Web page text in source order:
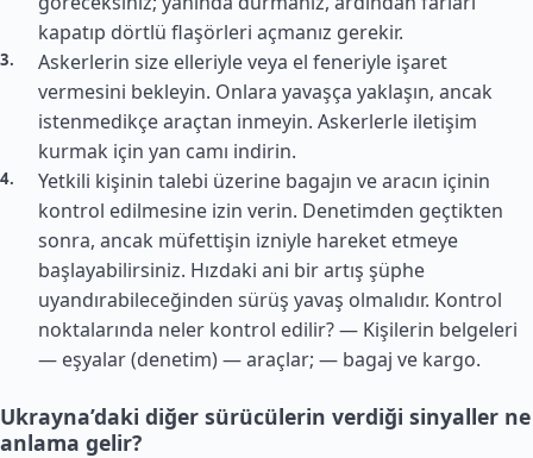
kapatıp dörtlü flaşörleri açmanız gerekir.
Askerlerin size elleriyle veya el feneriyle işaret
vermesini bekleyin. Onlara yavaşça yaklaşın, ancak
istenmedikçe araçtan inmeyin. Askerlerle iletişim
kurmak için yan camı indirin.
Yetkili kişinin talebi üzerine bagajın ve aracın içinin
kontrol edilmesine izin verin. Denetimden geçtikten
sonra, ancak müfettişin izniyle hareket etmeye
başlayabilirsiniz. Hızdaki ani bir artış şüphe
uyandırabileceğinden sürüş yavaş olmalıdır. Kontrol
noktalarında neler kontrol edilir? — Kişilerin belgeleri
— eşyalar (denetim) — araçlar; — bagaj ve kargo.
Ukrayna’daki diğer sürücülerin verdiği sinyaller ne
anlama gelir?